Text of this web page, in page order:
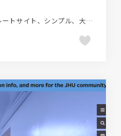
キッズ・子育て、グリーン系、コーポレートサイト、シンプル、大きめ写真、教育・学校